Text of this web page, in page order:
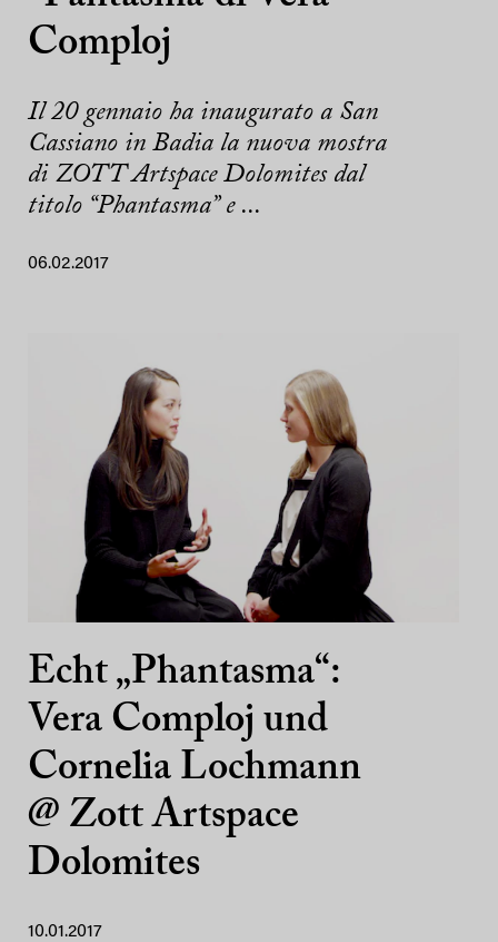
Comploj
Il 20 gennaio ha inaugurato a San
Cassiano in Badia la nuova mostra
di ZOTT Artspace Dolomites dal
titolo “Phantasma” e ...
06.02.2017
Echt „Phantasma“:
Vera Comploj und
Cornelia Lochmann
@ Zott Artspace
Dolomites
10.01.2017